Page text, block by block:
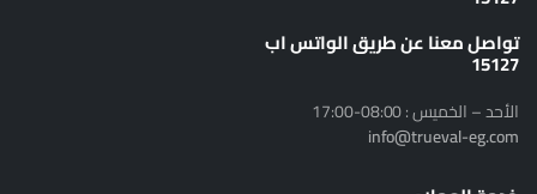
تواصل معنا عن طريق الواتس اب
15127
الأحد – الخميس : 08:00-17:00
info@trueval-eg.com